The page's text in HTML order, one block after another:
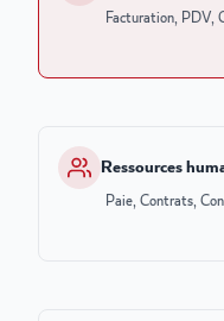
Facturation, PDV,
Ressources
Paie, Contrats,